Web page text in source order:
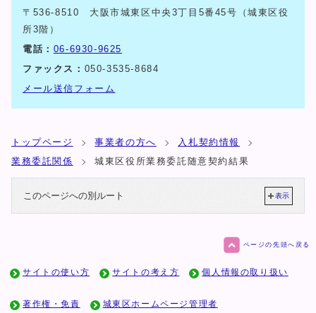
〒536-8510 大阪市城東区中央3丁目5番45号（城東区役
所3階）
電話： 06-6930-9625
ファックス： 050-3535-8684
メール送信フォーム
トップページ 事業者の方へ
入札契約情報
業務委託関係
城東区役所業務委託随意契約結果
このページへの別ルート 表示
ページの先頭へ戻る
サイトの使い方 サイトの考え方 個人情報の取り扱い
著作権・免責 城東区ホームページ管理者